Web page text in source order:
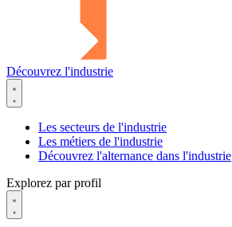
Découvrez l'industrie
Les secteurs de l'industrie
Les métiers de l'industrie
Découvrez l'alternance dans l'industrie
Explorez par profil